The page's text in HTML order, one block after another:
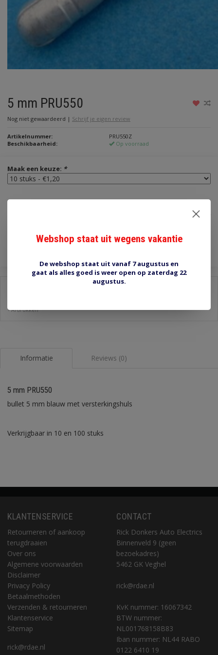
5 mm PRU550
Nog niet gewaardeerd | Schrijf je eigen review
Artikelnummer:
PRU550Z
Beschikbaarheid:
Op voorraad
Maak een keuze: *
€1,20
Incl. btw
-Afdrukken
Informatie Reviews (0)
5 mm PRU550
bullet 5 mm blauw met versterkingshuls
Verkrijgbaar in 10 en 100 stuks
KLANTENSERVICE
Retourneren of aankoop
terugdraaien
Over ons
Algemene voorwaarden
Disclaimer
Privacy Policy
Betaalmethoden
Verzenden & retourneren
Klantenservice
Sitemap
rick@rdae.nl
CONTACT
Rick Donkers Auto Electrics
Binnenveld 9 (geen
bezoekadres)
5462 GK Veghel
rick@rdae.nl
KvK nummer: 16067342
BTW nummer:
NL001768158B83
Iban nummer: NL44 RABO
0122 6410 19
Webshop staat uit wegens vakantie
De webshop staat uit vanaf 7 augustus en
gaat als alles goed is weer open op zaterdag 22
augustus.